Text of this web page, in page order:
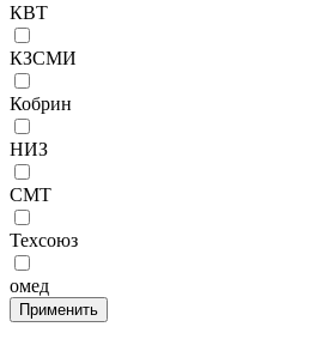
КВТ
КЗСМИ
Кобрин
НИЗ
СМТ
Техсоюз
омед